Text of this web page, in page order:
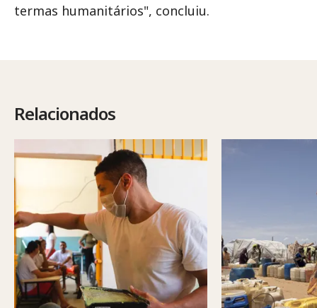
termas humanitários", concluiu.
Relacionados